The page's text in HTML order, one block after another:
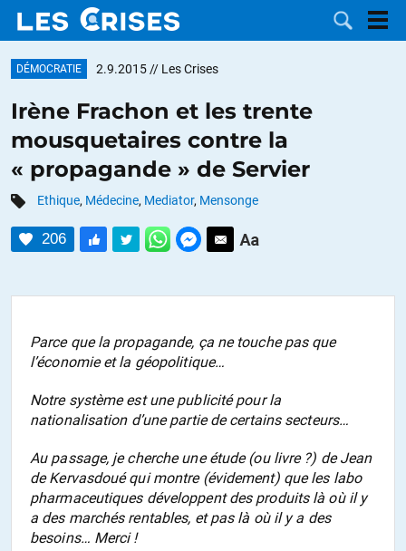
DOSSIERS
CATÉGORIES
MOTS CLÉS
NOUS
CONTACTER
FAIRE UN
DÉMOCRATIE 2.9.2015 // Les Crises
Irène Frachon et les trente
mousquetaires contre la
« propagande » de Servier
Ethique, Médecine, Mediator, Mensonge
206
Parce que la propagande, ça ne touche pas que
l’économie et la géopolitique…
Notre système est une publicité pour la
nationalisation d’une partie de certains secteurs…
Au passage, je cherche une étude (ou livre ?) de Jean
de Kervasdoué qui montre (évidement) que les labo
pharmaceutiques développent des produits là où il y
a des marchés rentables, et pas là où il y a des
besoins… Merci !